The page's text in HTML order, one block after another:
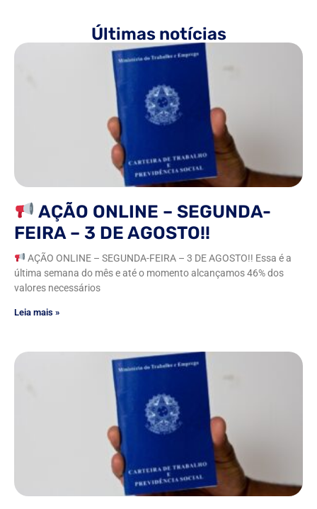
Últimas notícias
AÇÃO ONLINE – SEGUNDA-
FEIRA – 3 DE AGOSTO!!
AÇÃO ONLINE – SEGUNDA-FEIRA – 3 DE AGOSTO!! Essa é a
última semana do mês e até o momento alcançamos 46% dos
valores necessários
Leia mais »